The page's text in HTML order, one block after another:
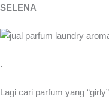
SELENA
.
Lagi cari parfum yang